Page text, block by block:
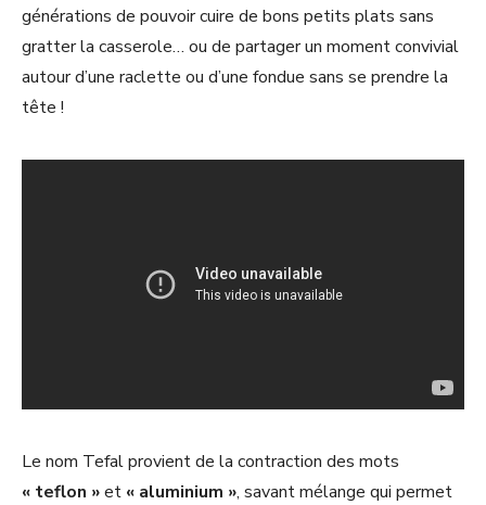
générations de pouvoir cuire de bons petits plats sans
gratter la casserole… ou de partager un moment convivial
autour d’une raclette ou d’une fondue sans se prendre la
tête !
Le nom Tefal provient de la contraction des mots
« teflon »et « aluminium », savant mélange qui permet